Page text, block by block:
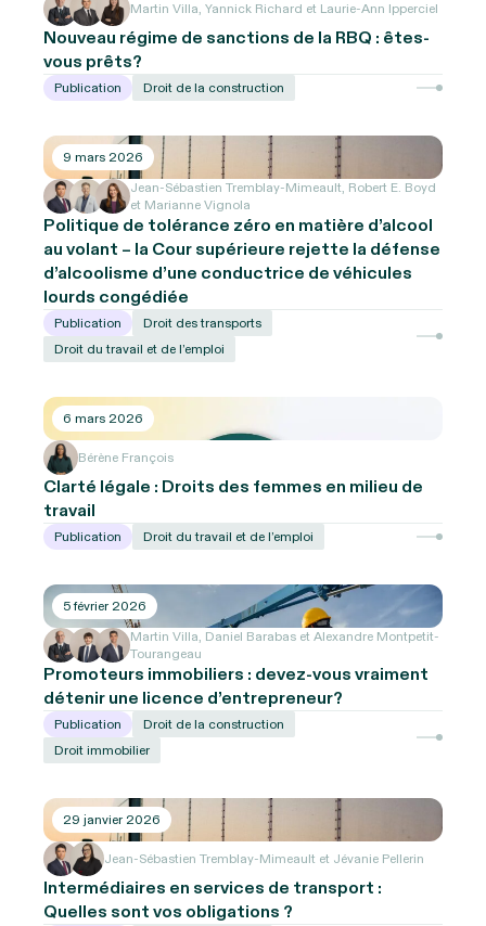
Martin Villa, Yannick Richard et Laurie-Ann Ipperciel
Nouveau régime de sanctions de la RBQ : êtes-
vous prêts?
Publication Droit de la construction
9 mars 2026
Jean-Sébastien Tremblay-Mimeault, Robert E. Boyd
et Marianne Vignola
Politique de tolérance zéro en matière d’alcool
au volant – la Cour supérieure rejette la défense
d’alcoolisme d’une conductrice de véhicules
lourds congédiée
Publication
Droit des transports
Droit du travail et de l’emploi
6 mars 2026
Bérène François
Clarté légale : Droits des femmes en milieu de
travail
Publication Droit du travail et de l’emploi
5 février 2026
Martin Villa, Daniel Barabas et Alexandre Montpetit-
Tourangeau
Promoteurs immobiliers : devez-vous vraiment
détenir une licence d’entrepreneur?
Publication
Droit de la construction
Droit immobilier
29 janvier 2026
Jean-Sébastien Tremblay-Mimeault et Jévanie Pellerin
Intermédiaires en services de transport :
Quelles sont vos obligations ?